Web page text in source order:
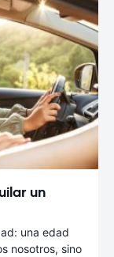
un
una edad
nosotros, sino